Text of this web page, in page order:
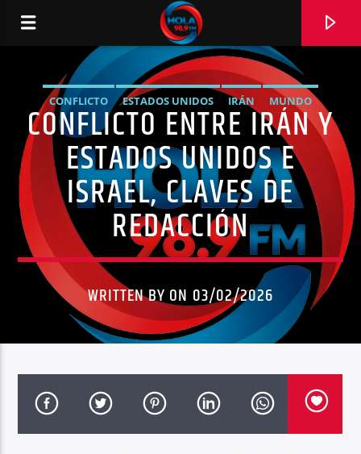
RADIO HOLA
0:00
Radio hola
CONFLICTO ESTADOS UNIDOS IRÁN
MUNDO
NOTICIAS
CONFLICTO ENTRE IRÁN Y
ESTADOS UNIDOS E
ISRAEL, CLAVES DE
REDACCIÓN
WRITTEN BY ON 03/02/2026